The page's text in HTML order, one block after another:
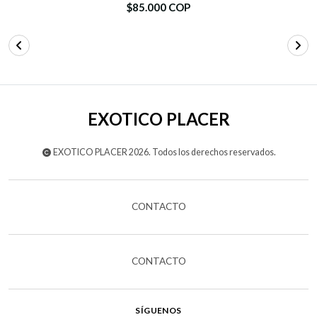
$85.000 COP
EXOTICO PLACER
EXOTICO PLACER 2026. Todos los derechos reservados.
CONTACTO
CONTACTO
SÍGUENOS